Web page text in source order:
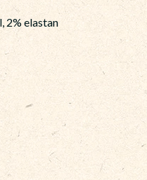
2% elastan